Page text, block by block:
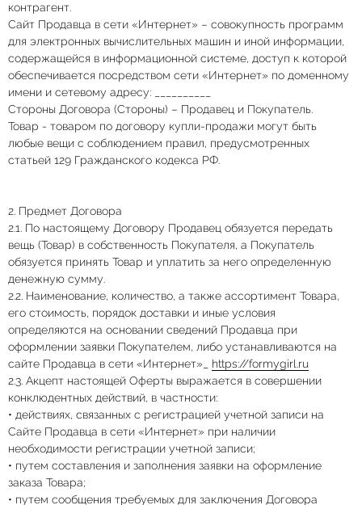
контрагент.
Сайт Продавца в сети «Интернет» – совокупность программ
для электронных вычислительных машин и иной информации,
содержащейся в информационной системе, доступ к которой
обеспечивается посредством сети «Интернет» по доменному
имени и сетевому адресу: __________
Стороны Договора (Стороны) – Продавец и Покупатель.
Товар - товаром по договору купли-продажи могут быть
любые вещи с соблюдением правил, предусмотренных
статьей 129 Гражданского кодекса РФ.
2. Предмет Договора
2.1. По настоящему Договору Продавец обязуется передать
вещь (Товар) в собственность Покупателя, а Покупатель
обязуется принять Товар и уплатить за него определенную
денежную сумму.
2.2. Наименование, количество, а также ассортимент Товара,
его стоимость, порядок доставки и иные условия
определяются на основании сведений Продавца при
оформлении заявки Покупателем, либо устанавливаются на
сайте Продавца в сети «Интернет»_ https://formygirl.ru
2.3. Акцепт настоящей Оферты выражается в совершении
конклюдентных действий, в частности:
• действиях, связанных с регистрацией учетной записи на
Сайте Продавца в сети «Интернет» при наличии
необходимости регистрации учетной записи;
• путем составления и заполнения заявки на оформление
заказа Товара;
• путем сообщения требуемых для заключения Договора